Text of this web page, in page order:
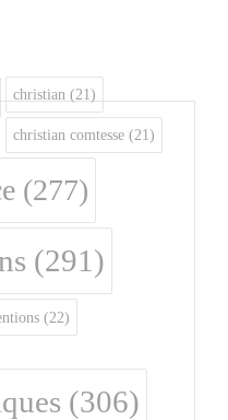
christian (21)
christian comtesse (21)
(277)
(291)
(22)
(306)